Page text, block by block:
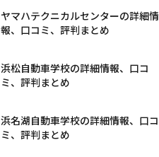
ヤマハテクニカルセンターの詳細情
報、口コミ、評判まとめ
浜松自動車学校の詳細情報、口コ
ミ、評判まとめ
浜名湖自動車学校の詳細情報、口コ
ミ、評判まとめ